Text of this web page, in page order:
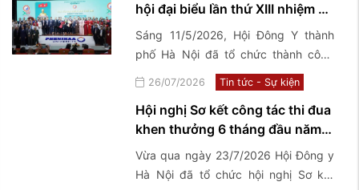
hội đại biểu lần thứ XIII nhiệm kỳ
2026-2031
Sáng 11/5/2026, Hội Đông Y thành
phố Hà Nội đã tổ chức thành công
Đại hội Đại biểu lần thứ XIII nhiệm kỳ
2026-2031 với chủ đề "Kế thừa - Đổi
mới - Chuẩn hóa - Phát triển".
26/07/2026 Tin tức - Sự kiện
Hội nghị Sơ kết công tác thi đua
khen thưởng 6 tháng đầu năm,
triển khai nhiệm vụ trọng tâm 6
tháng cuối năm 2026
Vừa qua ngày 23/7/2026 Hội Đông y
Hà Nội đã tổ chức hội nghị Sơ kết